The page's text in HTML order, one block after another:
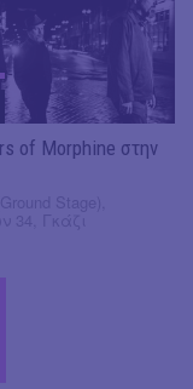
of Morphine στην